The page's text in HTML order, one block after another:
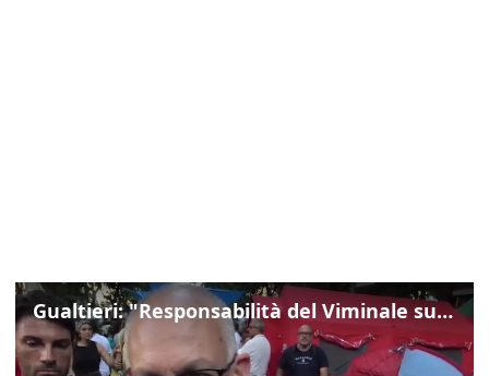
Gualtieri: "Responsabilità del Viminale su Spin Time? La posizione dei partiti è nota"